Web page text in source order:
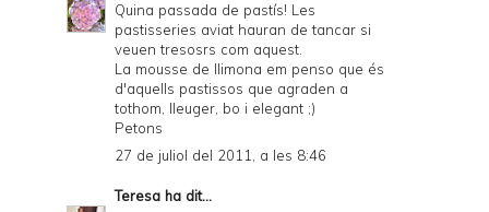
Quina passada de pastís! Les
pastisseries aviat hauran de tancar si
veuen tresosrs com aquest.
La mousse de llimona em penso que és
d'aquells pastissos que agraden a
tothom, lleuger, bo i elegant ;)
Petons
27 de juliol del 2011, a les 8:46
Teresa ha dit...